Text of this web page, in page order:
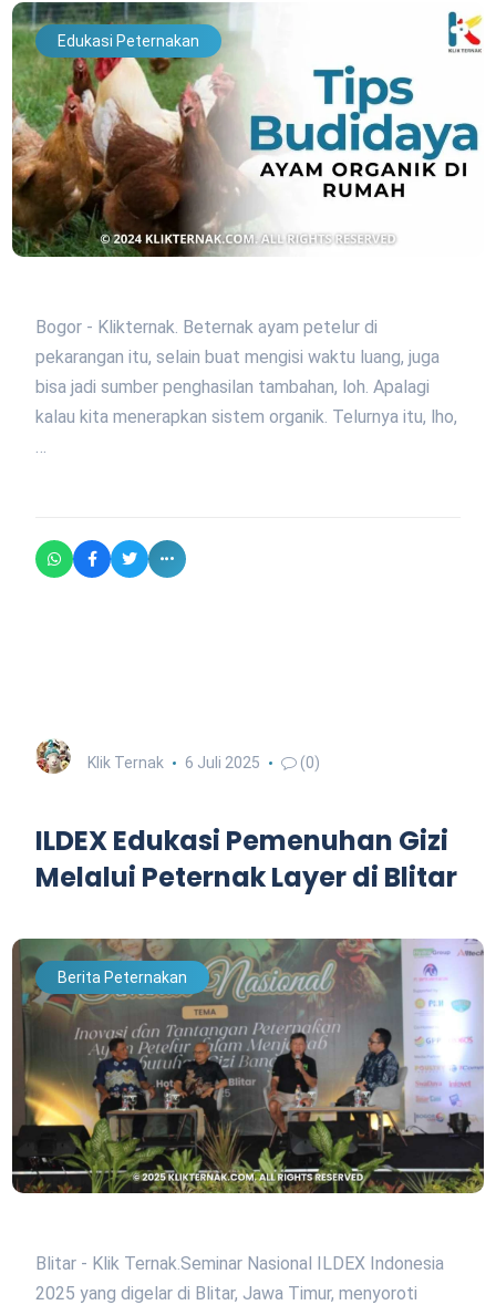
Edukasi Peternakan
Bogor - Klikternak. Beternak ayam petelur di
pekarangan itu, selain buat mengisi waktu luang, juga
bisa jadi sumber penghasilan tambahan, loh. Apalagi
kalau kita menerapkan sistem organik. Telurnya itu, lho,
Klik Ternak 6 Juli 2025 (0)
ILDEX Edukasi Pemenuhan Gizi
Melalui Peternak Layer di Blitar
Berita Peternakan
Blitar - Klik Ternak.Seminar Nasional ILDEX Indonesia
2025 yang digelar di Blitar, Jawa Timur, menyoroti